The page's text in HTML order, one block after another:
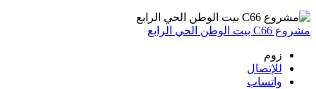
مشروع C66 بيت الوطن الحي الرابع
زوم
للإتصال
واتساب